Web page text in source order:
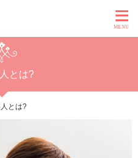
MENU
とは?
とは?